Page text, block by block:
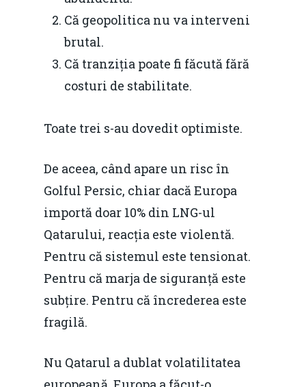
Că geopolitica nu va interveni
brutal.
Că tranziția poate fi făcută fără
costuri de stabilitate.
Toate trei s-au dovedit optimiste.
De aceea, când apare un risc în
Golful Persic, chiar dacă Europa
importă doar 10% din LNG-ul
Qatarului, reacția este violentă.
Pentru că sistemul este tensionat.
Pentru că marja de siguranță este
subțire. Pentru că încrederea este
fragilă.
Nu Qatarul a dublat volatilitatea